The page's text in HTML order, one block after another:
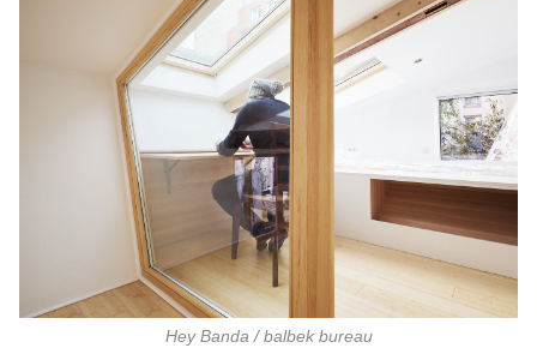
Hey Banda / balbek bureau